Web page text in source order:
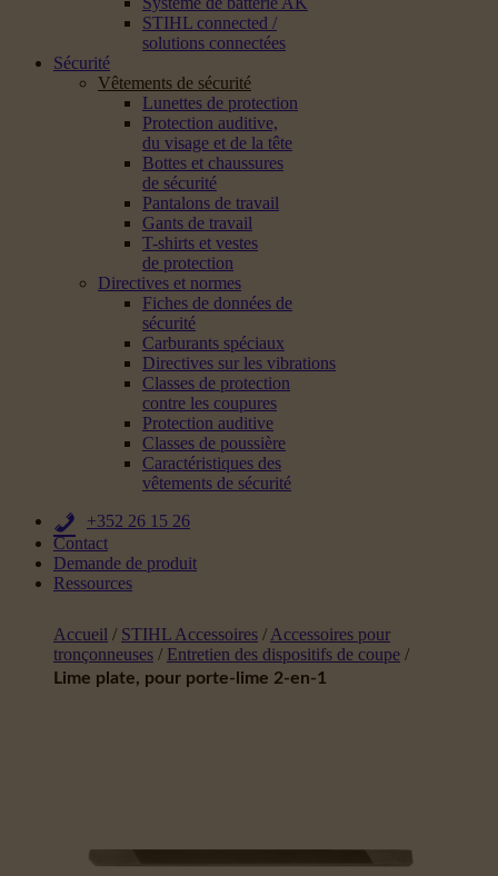
STIHL connected /
solutions connectées
Sécurité
Vêtements de sécurité
Lunettes de protection
Protection auditive,
du visage et de la tête
Bottes et chaussures
de sécurité
Pantalons de travail
Gants de travail
T-shirts et vestes
de protection
Directives et normes
Fiches de données de
sécurité
Carburants spéciaux
Directives sur les vibrations
Classes de protection
contre les coupures
Protection auditive
Classes de poussière
Caractéristiques des
vêtements de sécurité
+352 26 15 26
Contact
Demande de produit
Ressources
Accueil / STIHL Accessoires / Accessoires pour
tronçonneuses / Entretien des dispositifs de coupe /
Lime plate, pour porte-lime 2-en-1